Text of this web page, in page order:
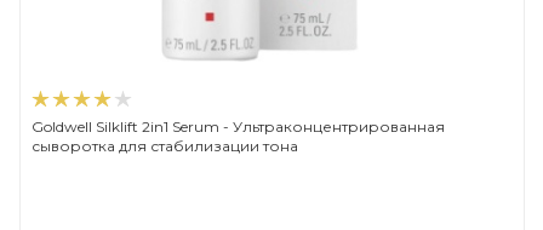
Goldwell Silklift 2in1 Serum - Ультраконцентрированная
сыворотка для стабилизации тона